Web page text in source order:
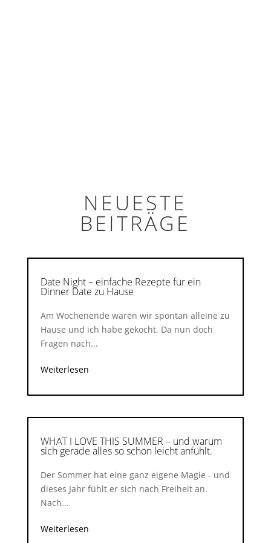
NEUESTE
BEITRÄGE
Date Night – einfache Rezepte für ein
Dinner Date zu Hause
Am Wochenende waren wir spontan alleine zu
Hause und ich habe gekocht. Da nun doch
Fragen nach...
Weiterlesen
WHAT I LOVE THIS SUMMER – und warum
sich gerade alles so schön leicht anfühlt.
Der Sommer hat eine ganz eigene Magie - und
dieses Jahr fühlt er sich nach Freiheit an.
Nach...
Weiterlesen